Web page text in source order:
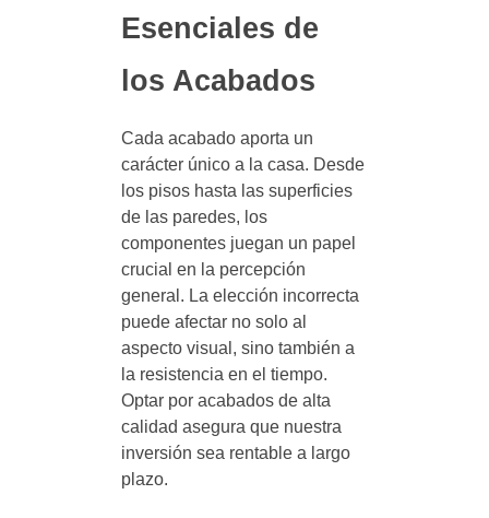
Esenciales de
los Acabados
Cada acabado aporta un
carácter único a la casa. Desde
los pisos hasta las superficies
de las paredes, los
componentes juegan un papel
crucial en la percepción
general. La elección incorrecta
puede afectar no solo al
aspecto visual, sino también a
la resistencia en el tiempo.
Optar por acabados de alta
calidad asegura que nuestra
inversión sea rentable a largo
plazo.